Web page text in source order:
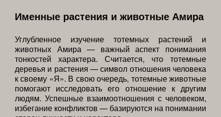
Именные растения и животные Амира
Углубленное изучение тотемных растений и
животных Амира — важный аспект понимания
тонкостей характера. Считается, что тотемные
деревья и растения — символ отношения человека
к своему «Я». В свою очередь, тотемные животные
помогают исследовать его отношение к другим
людям. Успешные взаимоотношения с человеком,
избегание конфликтов — базируются на понимании